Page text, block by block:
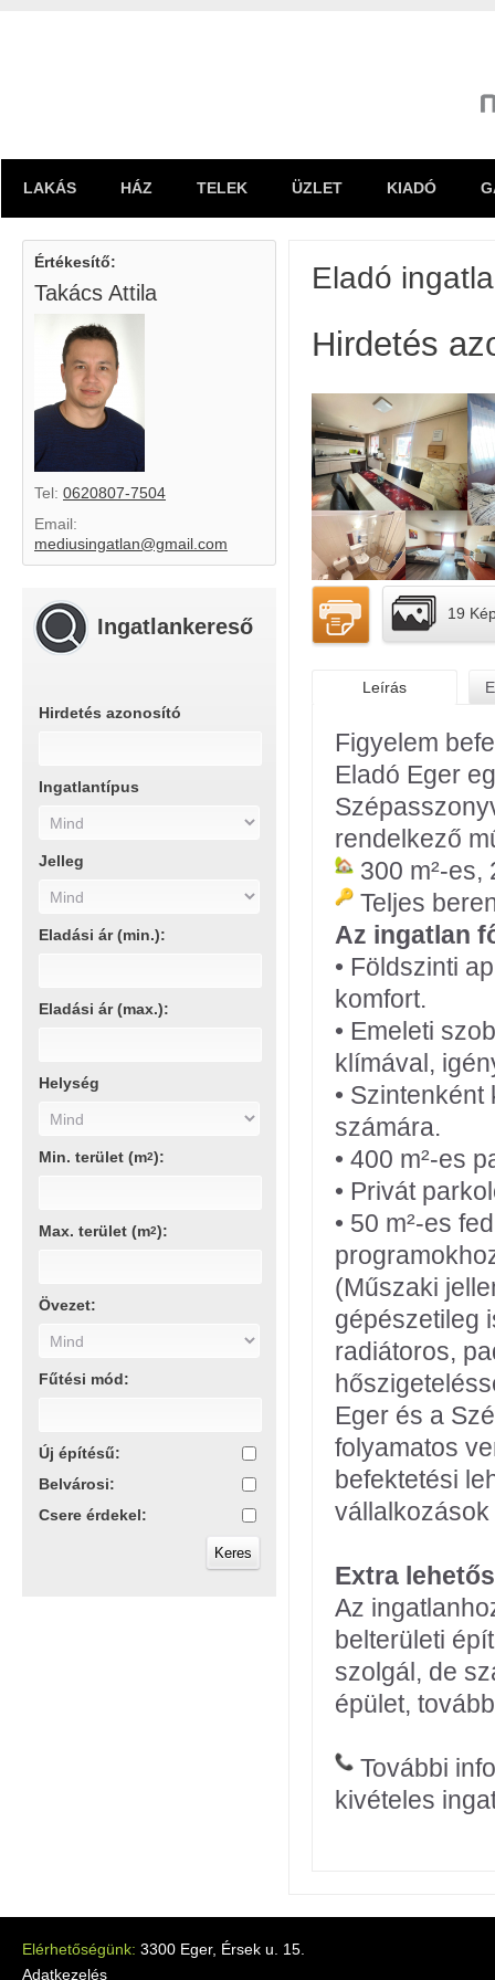
LAKÁS HÁZ TELEK ÜZLET KIADÓ
Értékesítő:
Takács Attila
Tel: 0620807-7504
Email:
mediusingatlan@gmail.com
Ingatlankereső
Hirdetés azonosító
Ingatlantípus
Jelleg
Eladási ár (min.):
Eladási ár (max.):
Helység
Min. terület (m2):
Max. terület (m2):
Övezet:
Fűtési mód:
Új építésű:
Belvárosi:
Csere érdekel:
Eladó
Hirdetés
19
Leírás
Figyelem
Eladó Eger
rendelkező
300 m²-es,
Teljes
Az ingatlan
• Földszinti
komfort.
• Emeleti
klímával,
•
számára.
• 400 m²-es
• Privát
• 50 m²-es
(Műszaki
gépészetileg
radiátoros,
Eger és a
folyamatos
befektetési
Extra
Az
belterületi
szolgál, de
épület,
További
kivételes
Elérhetőségünk: 3300 Eger, Érsek u. 15.
Adatkezelés